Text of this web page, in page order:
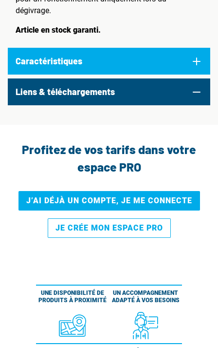
dégivrage.
Article en stock garanti.
Caractéristiques
Liens & téléchargements
Profitez de vos tarifs dans votre
espace PRO
J’AI DÉJÀ UN COMPTE, JE ME CONNECTE
JE CRÉE MON ESPACE PRO
UNE DISPONIBILITÉ DE
PRODUITS À PROXIMITÉ
UN ACCOMPAGNEMENT
ADAPTÉ À VOS BESOINS